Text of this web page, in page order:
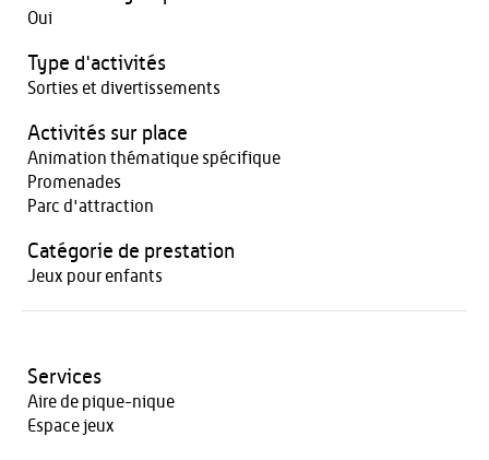
Oui
Type d'activités
Sorties et divertissements
Activités sur place
Animation thématique spécifique
Promenades
Parc d'attraction
Catégorie de prestation
Jeux pour enfants
Services
Aire de pique-nique
Espace jeux